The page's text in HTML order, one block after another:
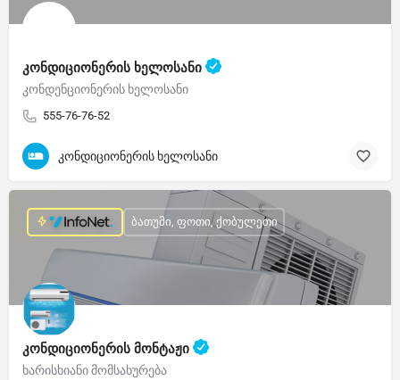
კონდიციონერის ხელოსანი
კონდენციონერის ხელოსანი
555-76-76-52
კონდიციონერის ხელოსანი
კონდიციონერის მონტაჟი
ხარისხიანი მომსახურება
ბათუმი, ფოთი, ქობულეთი